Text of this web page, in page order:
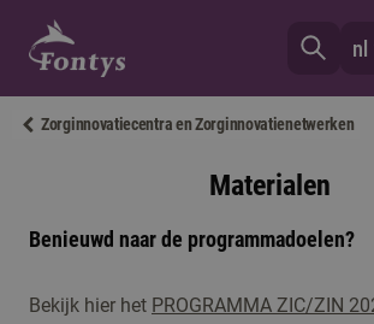
nl
Zorginnovatiecentra en Zorginnovatienetwerken
Materialen
Benieuwd naar de programmadoelen?
Bekijk hier het PROGRAMMA ZIC/ZIN